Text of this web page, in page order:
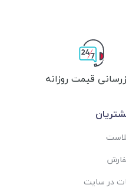
قیمت روزانه
در سایت